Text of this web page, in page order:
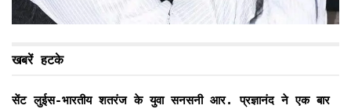
खबरें हटके
सेंट लुईस-भारतीय शतरंज के युवा सनसनी आर. प्रज्ञानंद ने एक बार